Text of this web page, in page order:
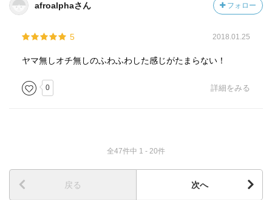
afroalphaさん フォロー
5 2018.01.25
ヤマ無しオチ無しのふわふわした感じがたまらない！
0 詳細をみる
全47件中 1 - 20件
戻る 次へ